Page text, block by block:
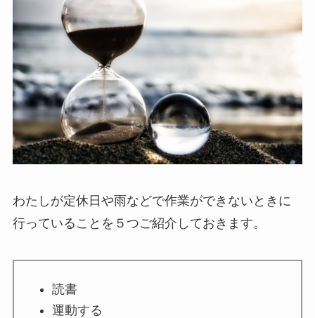
わたしが定休日や雨などで作業ができないときに
行っていることを５つご紹介しておきます。
読書
運動する